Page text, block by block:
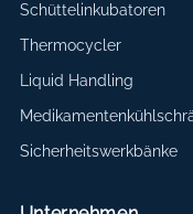
Schüttelinkubatoren
Thermocycler
Liquid Handling
Sicherheitswerkbänke